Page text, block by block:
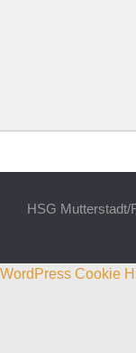
HSG Mutterstadt/
WordPress Cookie